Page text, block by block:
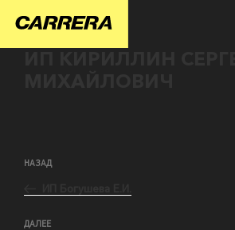
НАЗАД
ДАЛЕЕ